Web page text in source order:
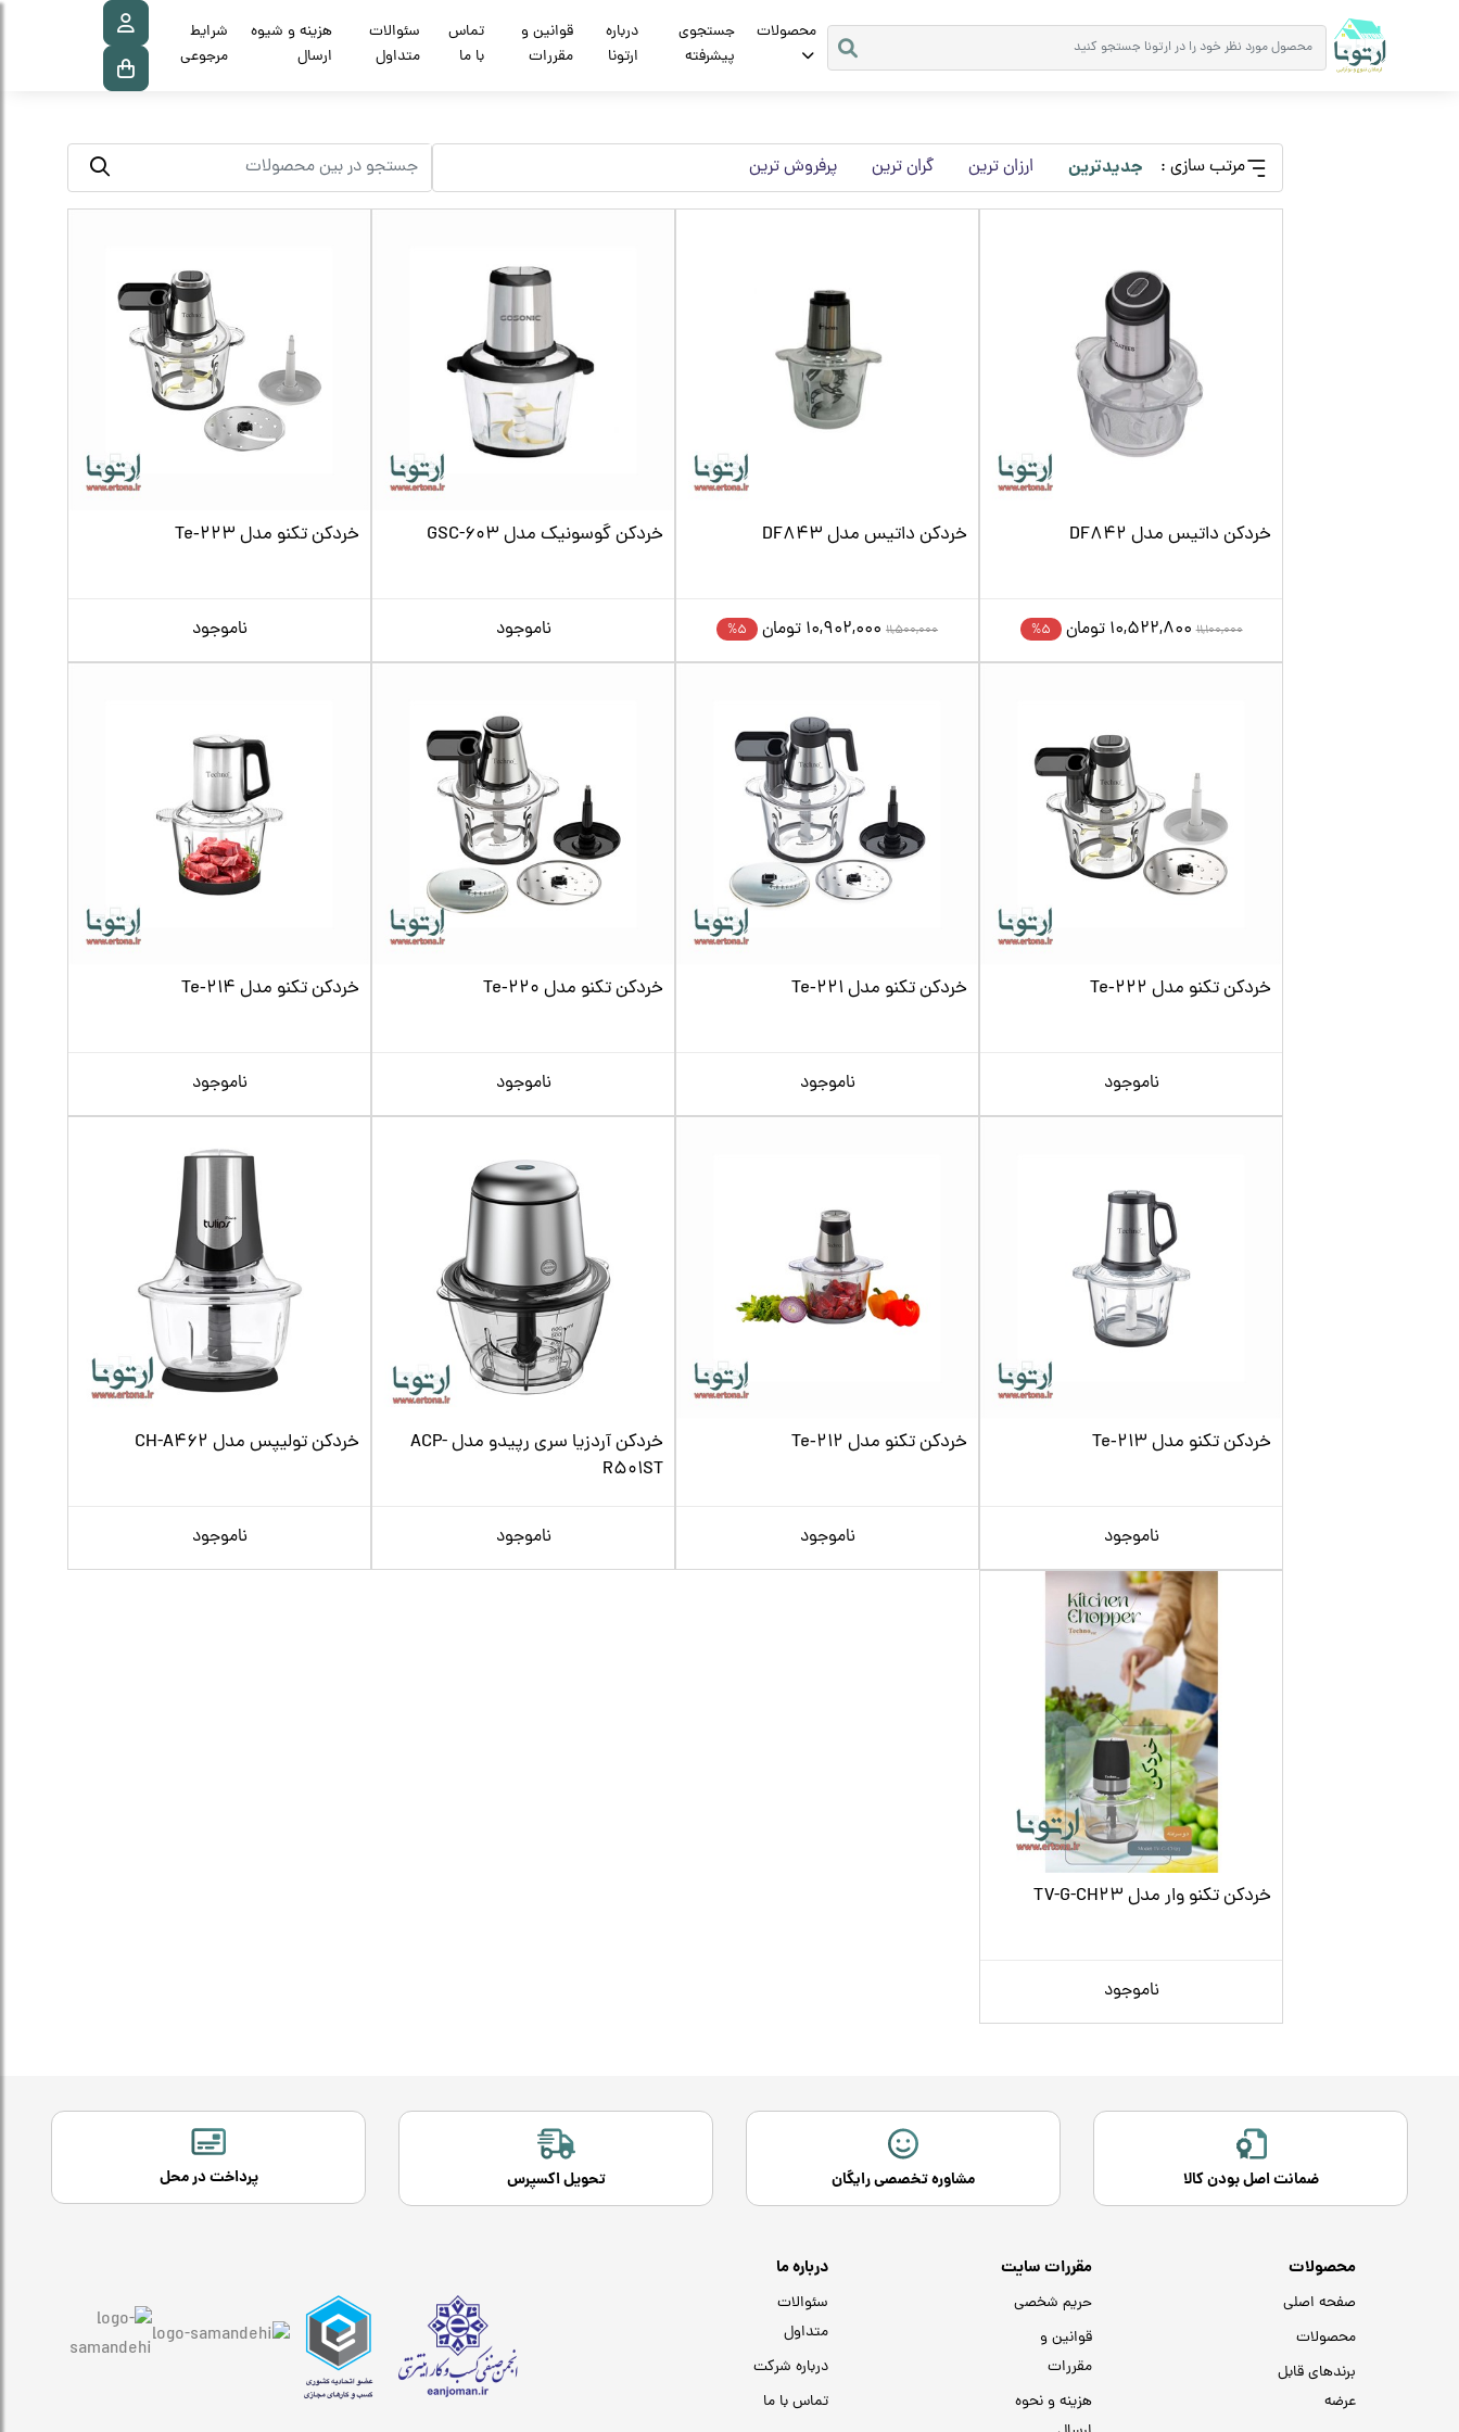
محصولات
جستجوی
پیشرفته
درباره
ارتونا
قوانین و
مقررات
تماس
با ما
سئوالات
متداول
هزینه و شیوه
ارسال
شرایط
مرجوعی
مرتب سازی : جدیدترین ارزان ترین گران ترین پرفروش ترین
خردکن داتیس مدل DF842
11,100,000
10,522,800 تومان 5%
خردکن داتیس مدل DF843
11,500,000
10,902,000 تومان 5%
خردکن گوسونیک مدل GSC-603
ناموجود
خردکن تکنو مدل Te‑223
ناموجود
خردکن تکنو مدل Te‑222
ناموجود
خردکن تکنو مدل Te‑221
ناموجود
خردکن تکنو مدل Te‑220
ناموجود
خردکن تکنو مدل Te‑214
ناموجود
خردکن تکنو مدل Te‑213
ناموجود
خردکن تکنو مدل Te‑212
ناموجود
خردکن آردزیا سری رپیدو مدل ACP-
R501ST
ناموجود
خردکن تولیپس مدل CH-A462
ناموجود
خردکن تکنو وار مدل TV-G-CH23
ناموجود
ضمانت اصل بودن کالا مشاوره تخصصی رایگان تحویل اکسپرس پرداخت در محل
محصولات
صفحه اصلی
محصولات
برندهای قابل
عرضه
مقررات سایت
حریم شخصی
قوانین و
مقررات
هزینه و نحوه
درباره ما
سئوالات
متداول
درباره شرکت
تماس با ما